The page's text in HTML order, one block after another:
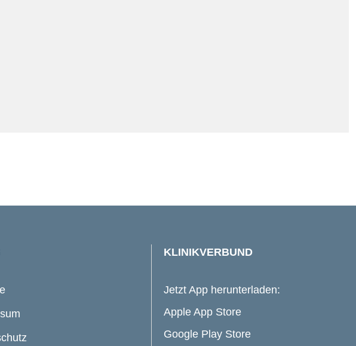
KLINIKVERBUND
Jetzt App herunterladen:
Apple App Store
Google Play Store